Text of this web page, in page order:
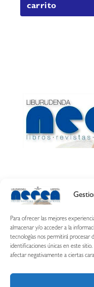
Para ofrecer las mejores
almacenar y/o acceder a la
tecnologías nos permitirá procesar
identificaciones únicas en este
afectar negativamente a ciertas
carrito